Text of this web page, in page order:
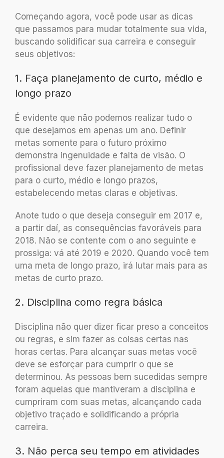
Começando agora, você pode usar as dicas
que passamos para mudar totalmente sua vida,
buscando solidificar sua carreira e conseguir
seus objetivos:
1. Faça planejamento de curto, médio e
longo prazo
É evidente que não podemos realizar tudo o
que desejamos em apenas um ano. Definir
metas somente para o futuro próximo
demonstra ingenuidade e falta de visão. O
profissional deve fazer planejamento de metas
para o curto, médio e longo prazos,
estabelecendo metas claras e objetivas.
Anote tudo o que deseja conseguir em 2017 e,
a partir daí, as consequências favoráveis para
2018. Não se contente com o ano seguinte e
prossiga: vá até 2019 e 2020. Quando você tem
uma meta de longo prazo, irá lutar mais para as
metas de curto prazo.
2. Disciplina como regra básica
Disciplina não quer dizer ficar preso a conceitos
ou regras, e sim fazer as coisas certas nas
horas certas. Para alcançar suas metas você
deve se esforçar para cumprir o que se
determinou. As pessoas bem sucedidas sempre
foram aquelas que mantiveram a disciplina e
cumpriram com suas metas, alcançando cada
objetivo traçado e solidificando a própria
carreira.
3. Não perca seu tempo em atividades